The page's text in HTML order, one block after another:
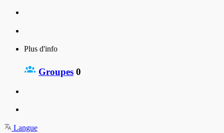
Plus d'info
Groupes 0
Langue